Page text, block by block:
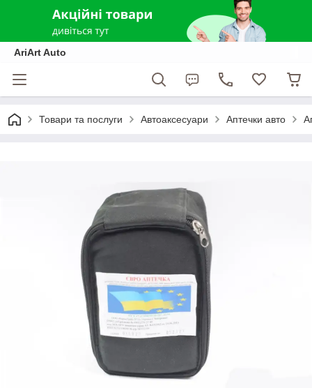
AriArt Auto
Товари та послуги Автоаксесуари Аптечки авто